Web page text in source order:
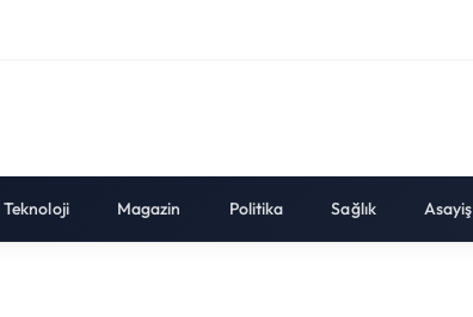
Teknoloji Magazin Politika Sağlık Asayiş